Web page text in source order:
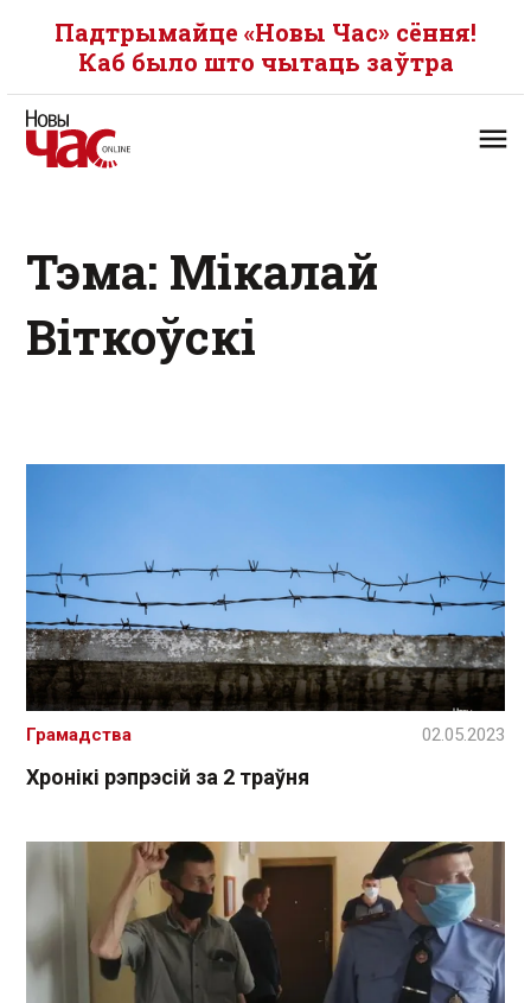
Падтрымайце «Новы Час» сёння!
Каб было што чытаць заўтра
Тэма: Мікалай
Віткоўскі
Хронікі рэпрэсій за 2 траўня
Грамадства 02.05.2023